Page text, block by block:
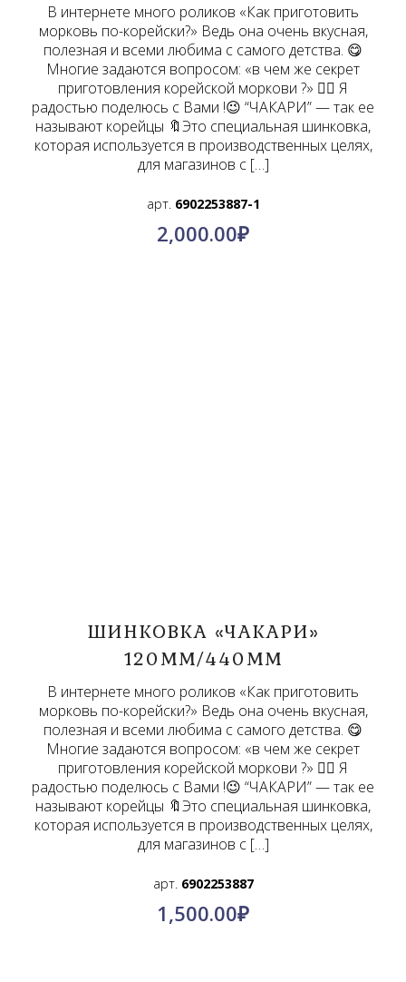
В интернете много роликов «Как приготовить
морковь по-корейски?» Ведь она очень вкусная,
полезная и всеми любима с самого детства. 😋
Многие задаются вопросом: «в чем же секрет
приготовления корейской моркови ?» 🤷‍♀️ Я
радостью поделюсь с Вами !😉 “ЧАКАРИ” — так ее
называют корейцы 🔖Это специальная шинковка,
которая используется в производственных целях,
для магазинов с […]
арт. 6902253887-1
2,000.00₽
ШИНКОВКА «ЧАКАРИ»
120ММ/440ММ
В интернете много роликов «Как приготовить
морковь по-корейски?» Ведь она очень вкусная,
полезная и всеми любима с самого детства. 😋
Многие задаются вопросом: «в чем же секрет
приготовления корейской моркови ?» 🤷‍♀️ Я
радостью поделюсь с Вами !😉 “ЧАКАРИ” — так ее
называют корейцы 🔖Это специальная шинковка,
которая используется в производственных целях,
для магазинов с […]
арт. 6902253887
1,500.00₽